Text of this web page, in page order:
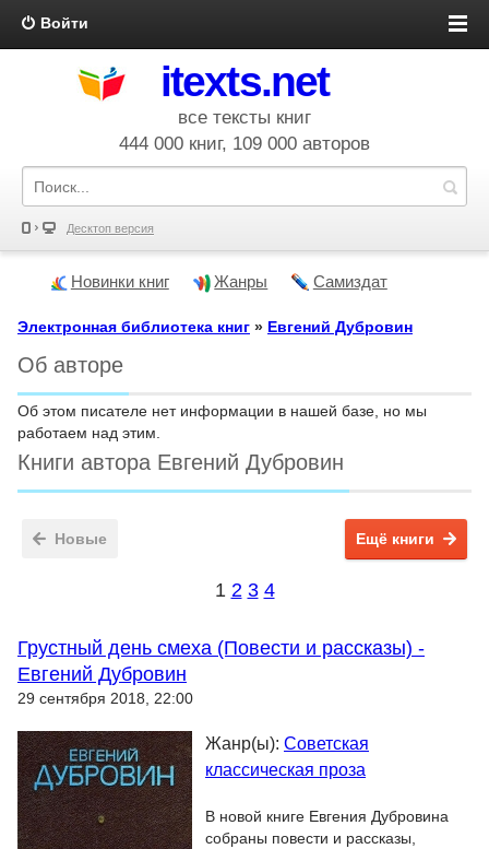
Войти
itexts.net
все тексты книг
444 000 книг, 109 000 авторов
Десктоп версия
Новинки книг Жанры Самиздат
Электронная библиотека книг » Евгений Дубровин
Об авторе
Об этом писателе нет информации в нашей базе, но мы
работаем над этим.
Книги автора Евгений Дубровин
Новые Ещё книги
1 2 3 4
Грустный день смеха (Повести и рассказы) -
Евгений Дубровин
29 сентября 2018, 22:00
Жанр(ы): Советская
классическая проза
В новой книге Евгения Дубровина
собраны повести и рассказы,